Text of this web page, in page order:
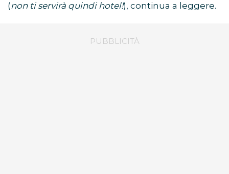
(non ti servirà quindi hotel!), continua a leggere.